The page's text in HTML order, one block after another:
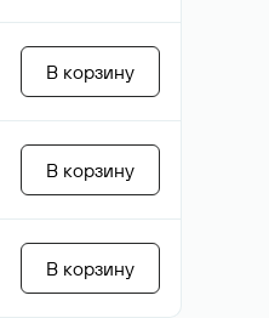
В корзину
В корзину
В корзину